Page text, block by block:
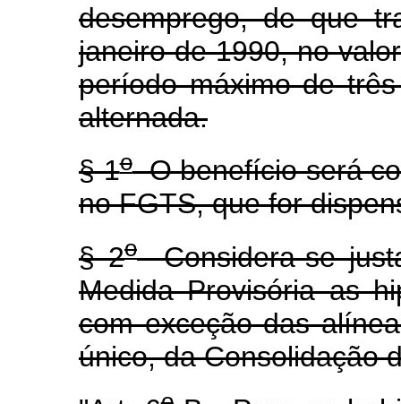
desemprego, de que
janeiro de 1990, no
período máximo de
alternada.
§ 1oO benefício será
no FGTS, que for
§ 2oConsidera-se
Medida Provisória as
com exceção das
único, da Consolidação